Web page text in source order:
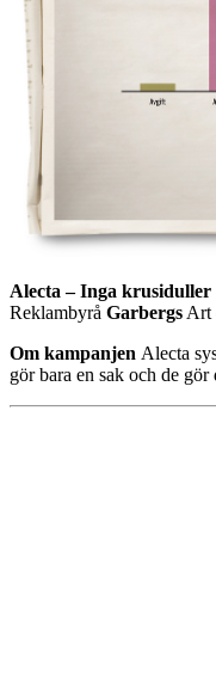
Alecta – Inga krusiduller
Reklambyrå Garbergs Art
Om kampanjen Alecta
gör bara en sak och de gör